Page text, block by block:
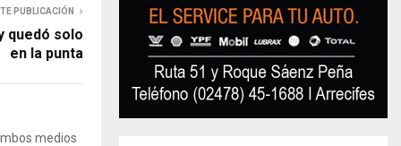
PUBLICACIÓN
quedó solo
en la punta
medios